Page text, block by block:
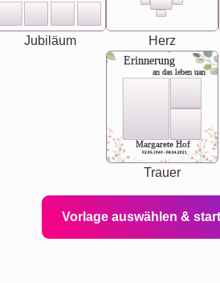
Jubiläum Herz
Erinnerung
an das leben uan
Margarete Hof
02.05.1940 - 08.04.2021
Trauer
Vorlage auswählen &